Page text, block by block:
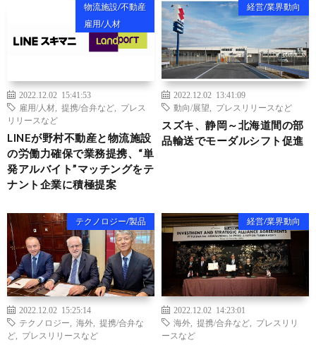
物流施設/不動産
雇用/人材
2022.12.02 15:41:53
雇用/人材
提携/合弁など
プレス
リリースなど
LINEが野村不動産と物流施設
の労働力確保で業務提携、“単
発アルバイト”マッチングをテ
ナント企業に積極提案
経営/業界動向
2022.12.02 13:41:09
動向/展望
プレスリリースなど
スズキ、静岡～北海道間の部
品輸送でモーダルシフト促進
テクノロジー/製品
2022.12.02 15:25:14
テクノロジー
海外
提携/合弁な
ど
プレスリリースなど
経営/業界動向
2022.12.02 14:23:01
海外
提携/合弁など
プレスリリ
ースなど